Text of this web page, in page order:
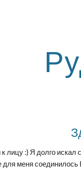
лицу :) Я долго искал
для меня